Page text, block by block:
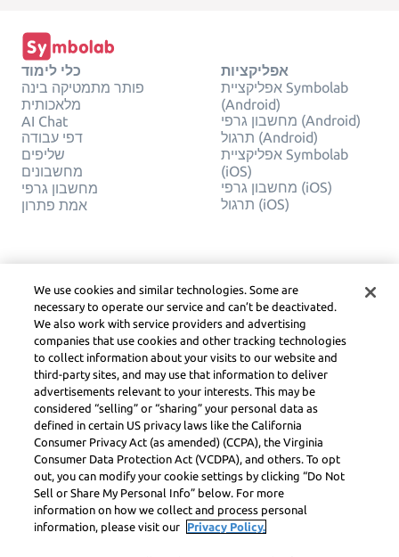
כלי לימוד
פותר מתמטיקה בינה
מלאכותית
AI Chat
דפי עבודה
שליפים
מחשבונים
מחשבון גרפי
אמת פתרון
אפליקציות
אפליקציית Symbolab
(Android)
מחשבון גרפי (Android)
תרגול (Android)
אפליקציית Symbolab
(iOS)
מחשבון גרפי (iOS)
תרגול (iOS)
צור קשר
עברית
פרטיות
Service Terms
מדיניות קובצי Cookie
אל תמכור או תשתף את
המידע האישי שלי
זכויות יוצרים, הנחיות
קהילה, DSA ומשאבים
משפטיים אחרים
מרכז משפטי Learneo
Symbolab, a Learneo, Inc. business
© Learneo, Inc. 2024
We use cookies and similar technologies. Some are
necessary to operate our service and can’t be deactivated.
We also work with service providers and advertising
companies that use cookies and other tracking technologies
to collect information about your visits to our website and
third-party sites, and may use that information to deliver
advertisements relevant to your interests. This may be
considered “selling” or “sharing” your personal data as
defined in certain US privacy laws like the California
Consumer Privacy Act (as amended) (CCPA), the Virginia
Consumer Data Protection Act (VCDPA), and others. To opt
out, you can modify your cookie settings by clicking “Do Not
Sell or Share My Personal Info” below. For more
information on how we collect and process personal
information, please visit our
Privacy Policy.